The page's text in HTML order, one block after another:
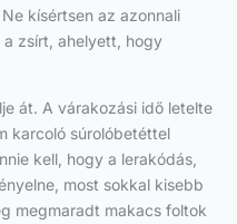
kísértsen az azonnali
zsírt, ahelyett, hogy
át. A várakozási idő letelte
karcoló súrolóbetéttel
kell, hogy a lerakódás,
most sokkal kisebb
megmaradt makacs foltok